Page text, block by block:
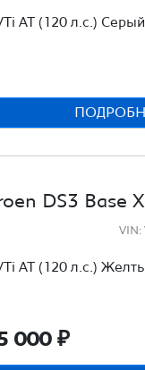
AT (120 л.с.) Серый
DS3 Base
VIN:
AT (120 л.с.)
000 ₽